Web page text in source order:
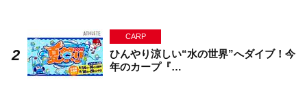
CARP
ひんやり涼しい“水の世界”へダイブ！今
年のカープ『…